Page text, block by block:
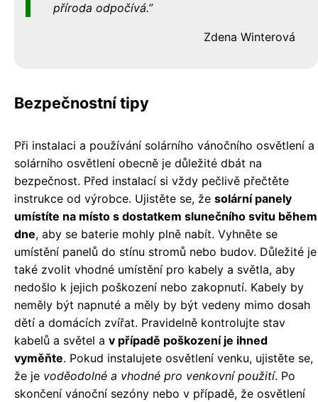
příroda odpočívá.
Zdena Winterová
Bezpečnostní tipy
Při instalaci a používání solárního vánočního osvětlení a
solárního osvětlení obecně je důležité dbát na
bezpečnost. Před instalací si vždy pečlivě přečtěte
instrukce od výrobce. Ujistěte se, že solární panely
umístíte na místo s dostatkem slunečního svitu během
dne, aby se baterie mohly plně nabít. Vyhněte se
umístění panelů do stínu stromů nebo budov. Důležité je
také zvolit vhodné umístění pro kabely a světla, aby
nedošlo k jejich poškození nebo zakopnutí. Kabely by
neměly být napnuté a měly by být vedeny mimo dosah
dětí a domácích zvířat. Pravidelně kontrolujte stav
kabelů a světel a v případě poškození je ihned
vyměňte. Pokud instalujete osvětlení venku, ujistěte se,
že je voděodolné a vhodné pro venkovní použití. Po
skončení vánoční sezóny nebo v případě, že osvětlení